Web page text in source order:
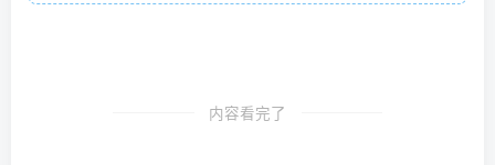
内容看完了